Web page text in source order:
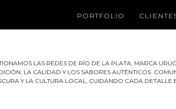
PORTFOLIO
LAS REDES DE RÍO DE LA PLATA, MARCA
LA CALIDAD Y LOS SABORES AUTÉNTICOS.
Y LA CULTURA LOCAL, CUIDANDO CADA DETALLE